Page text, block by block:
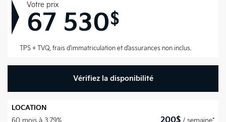
Votre prix
67 530$
TPS + TVQ, frais d'immatriculation et d'assurances non inclus.
Vérifiez la disponibilité
LOCATION